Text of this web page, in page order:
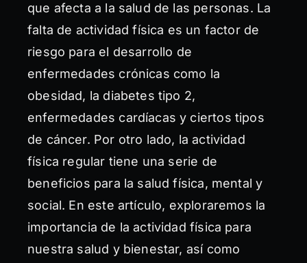
que afecta a la salud de las personas. La
falta de actividad física es un factor de
riesgo para el desarrollo de
enfermedades crónicas como la
obesidad, la diabetes tipo 2,
enfermedades cardíacas y ciertos tipos
de cáncer. Por otro lado, la actividad
física regular tiene una serie de
beneficios para la salud física, mental y
social. En este artículo, exploraremos la
importancia de la actividad física para
nuestra salud y bienestar, así como